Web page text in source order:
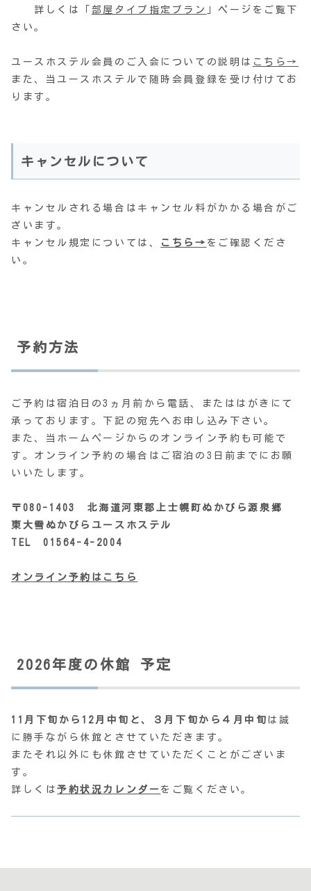
詳しくは「 部屋タイプ指定プラン
」ページをご覧下
さい。
ユースホステル会員のご入会についての説明は こちら→
また、当ユースホステルで随時会員登録を受け付けてお
ります。
キャンセルについて
キャンセルされる場合はキャンセル料がかかる場合がご
ざいます。
キャンセル規定については、
こちら→ をご確認くださ
い。
予約方法
ご予約は宿泊日の3ヵ月前から電話、またははがきにて
承っております。下記の宛先へお申し込み下さい。
また、当ホームページからのオンライン予約も可能で
す。オンライン予約の場合はご宿泊の3日前までにお願
いいたします。
〒080-1403 北海道河東郡上士幌町ぬかびら源泉郷
東大雪ぬかびらユースホステル
TEL 01564-4-2004
オンライン予約はこちら
2026年度の休館 予定
11月下旬から12月中旬と、３月下旬から４月中旬 は誠
に勝手ながら休館とさせていただきます。
またそれ以外にも休館させていただくことがございま
す。
詳しくは予約状況カレンダー をご覧ください。